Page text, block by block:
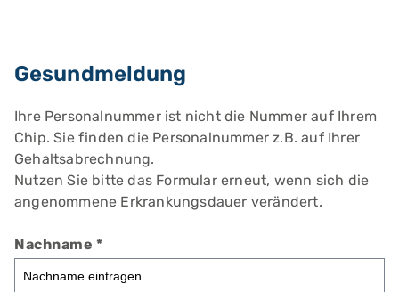
Gesundmeldung
Ihre Personalnummer ist nicht die Nummer auf Ihrem
Chip. Sie finden die Personalnummer z.B. auf Ihrer
Gehaltsabrechnung.
Nutzen Sie bitte das Formular erneut, wenn sich die
angenommene Erkrankungsdauer verändert.
Nachname *